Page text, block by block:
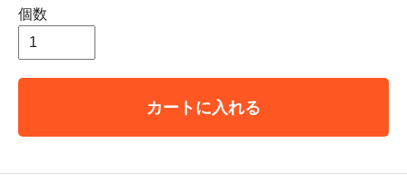
個数
カートに入れる